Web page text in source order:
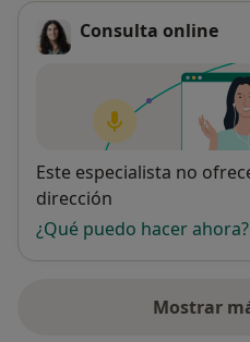
proceso.Consulta online
Disponibilidad
Este especialista no
dirección
¿Qué puedo hacer ahora?
Mostrar